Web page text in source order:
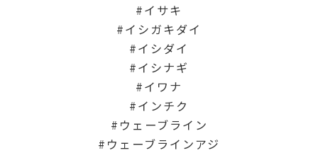
イサキ
イシガキダイ
イシダイ
イシナギ
イワナ
インチク
ウェーブライン
ウェーブラインアジ